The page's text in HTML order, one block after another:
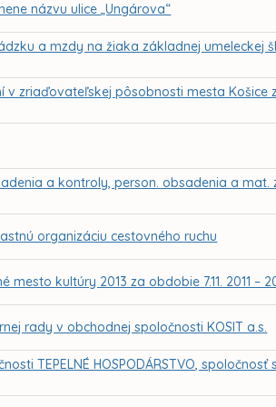
názvu ulice „Ungárova“
a mzdy na žiaka základnej umeleckej
v zriaďovateľskej pôsobnosti mesta Košice
a kontroly, person. obsadenia a mat.
organizáciu cestovného ruchu
kultúry 2013 za obdobie 7.11. 2011 –
rady v obchodnej spoločnosti KOSIT a.s.
TEPELNÉ HOSPODÁRSTVO, spoločnosť